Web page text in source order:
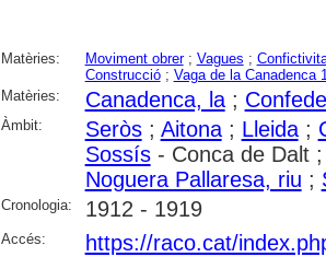
Matèries: Moviment obrer; Vagues ;
Construcció; Vaga de la Canadenca
Matèries:
Canadenca, la;
Àmbit: Seròs; Aitona; Lleida;
Sossís- Conca de Dalt
Noguera Pallaresa, riu ;
Cronologia: 1912 - 1919
Accés: https://raco.cat/